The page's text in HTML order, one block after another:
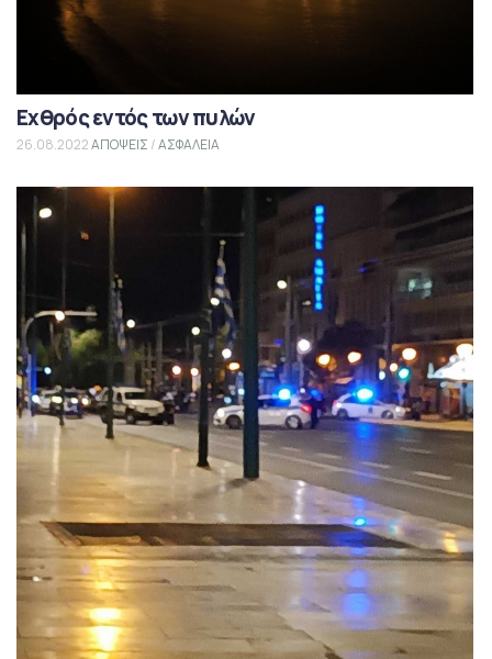
Εχθρός εντός των πυλών
26.08.2022ΑΠΟΨΕΙΣ /ΑΣΦΑΛΕΙΑ